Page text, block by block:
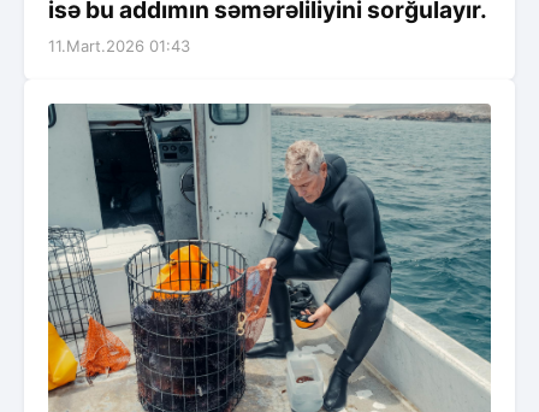
isə bu addımın səmərəliliyini sorğulayır.
11.Mart.2026 01:43